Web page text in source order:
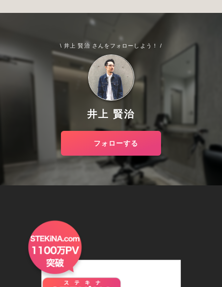
\ 井上 賢治 さんをフォローしよう！ /
井上 賢治
フォローする